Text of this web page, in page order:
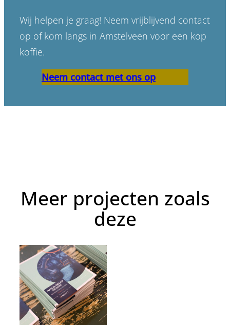
Wij helpen je graag! Neem vrijblijvend contact
op of kom langs in Amstelveen voor een kop
koffie.
Neem contact met ons op
Meer projecten zoals
deze